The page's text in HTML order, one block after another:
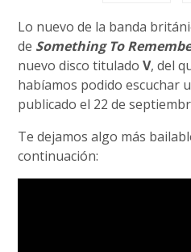
Lo nuevo de la banda
de Something To
nuevo disco tituladoV, del
habíamos podido escuchar
publicado el 22 de
Te dejamos algo más
continuación: